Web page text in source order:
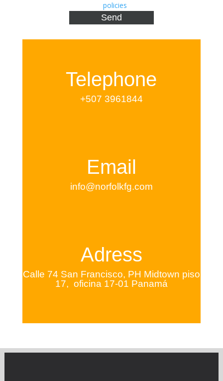
policies
Telephone
+507 3961844
Email
info@norfolkfg.com
Adress
Calle 74 San Francisco, PH Midtown piso
17, oficina 17-01 Panamá